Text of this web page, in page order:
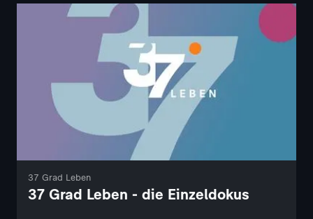
37 Grad Leben
37 Grad Leben - die Einzeldokus